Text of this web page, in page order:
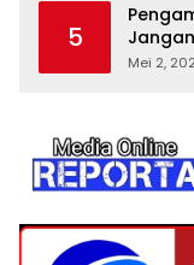
5
‘Spa
Mei 2,